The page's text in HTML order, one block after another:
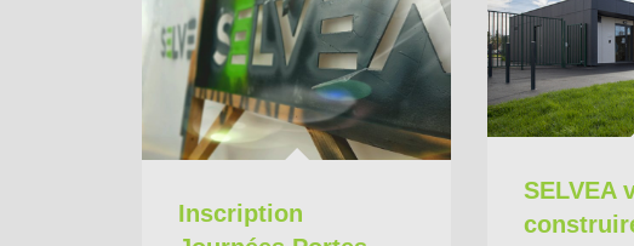
Inscription
SELVEA